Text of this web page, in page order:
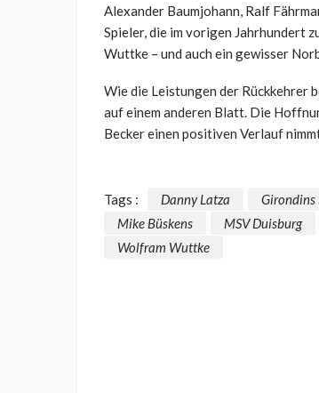
Alexander Baumjohann, Ralf
Spieler, die im vorigen Jahrhundert
Wuttke – und auch ein gewisser
Wie die Leistungen der Rückkehrer
auf einem anderen Blatt. Die
Becker einen positiven Verlauf
Tags : Danny Latza Girondins
Mike Büskens
MSV Duisburg
Wolfram Wuttke